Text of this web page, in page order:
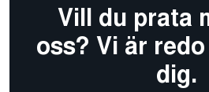
Vill du prata
oss? Vi är
dig.